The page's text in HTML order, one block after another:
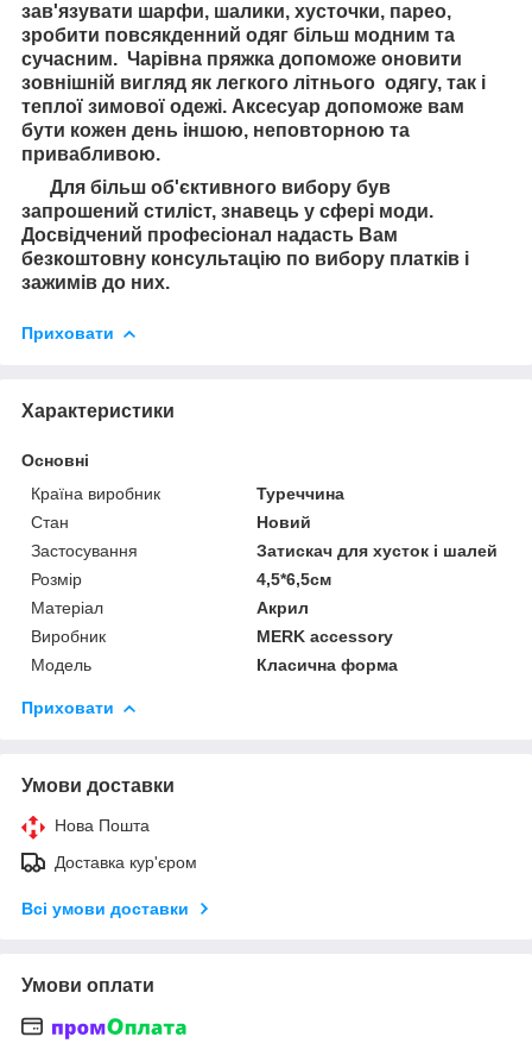
зав'язувати шарфи, шалики, хусточки, парео,
зробити повсякденний одяг більш модним та
сучасним. Чарівна пряжка допоможе оновити
зовнішній вигляд як легкого літнього одягу, так і
теплої зимової одежі. Аксесуар допоможе вам
бути кожен день іншою, неповторною та
привабливою.
Для більш об'єктивного вибору був
запрошений стиліст, знавець у сфері моди.
Досвідчений професіонал надасть Вам
безкоштовну консультацію по вибору платків і
зажимів до них.
Приховати
Характеристики
Основні
Країна виробник
Туреччина
Стан
Новий
Застосування
Затискач для хусток і шалей
Розмір
4,5*6,5см
Матеріал
Акрил
Виробник
MERK accessory
Модель
Класична форма
Приховати
Умови доставки
Нова Пошта
Доставка кур'єром
Всі умови доставки
Умови оплати